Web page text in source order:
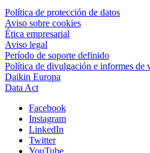
Política de protección de datos
Aviso sobre cookies
Ética empresarial
Aviso legal
Período de soporte definido
Política de divulgación e informes de
Daikin Europa
Data Act
Facebook
Instagram
LinkedIn
Twitter